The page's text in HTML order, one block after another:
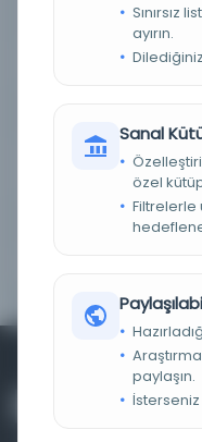
DEMIRBAŞ NUMARASI
KAYIT NUMARASI
Sınırsız
ayırın.
Sanal
özel
paylaşın.